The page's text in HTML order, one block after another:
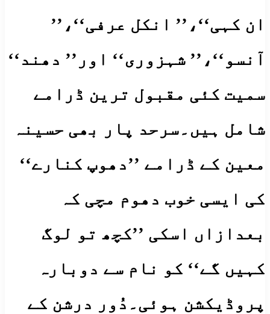
ان کہی‘‘،’’ انکل عرفی‘‘،’’
آنسو‘‘،’’ شہزوری‘‘ اور’’ دھند‘‘
سمیت کئی مقبول ترین ڈرامے
شامل ہیں۔سرحد پار بھی حسینہ
معین کے ڈرامے ’’دھوپ کنارے‘‘
کی ایسی خوب دھوم مچی کہ
بعدازاں اسکی ’’کچھ تو لوگ
کہیں گے‘‘ کو نام سے دوبارہ
پروڈیکشن ہوئی۔دُور درشن کے